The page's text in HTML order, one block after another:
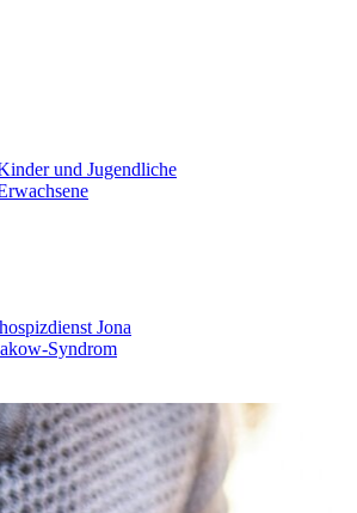
und Jugendliche
Jona
Syndrom